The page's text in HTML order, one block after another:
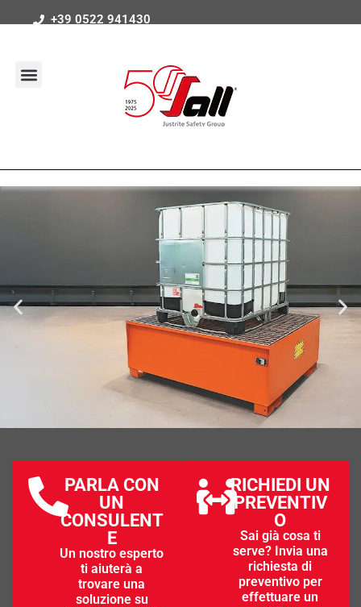
+39 0522 941430
La scelta perfetta per lo stoccaggio sicuro e a
norma di sostanze chimiche, liquidi pericolosi,
inquinanti, infiammabili, olii e acidi.
Esplora i serbatoi di contenimento per
PARLA CON
UN
CONSULENT
E
Un nostro esperto
ti aiuterà a
trovare una
soluzione su
RICHIEDI UN
PREVENTIV
O
Sai già cosa ti
serve? Invia una
richiesta di
preventivo per
effettuare un